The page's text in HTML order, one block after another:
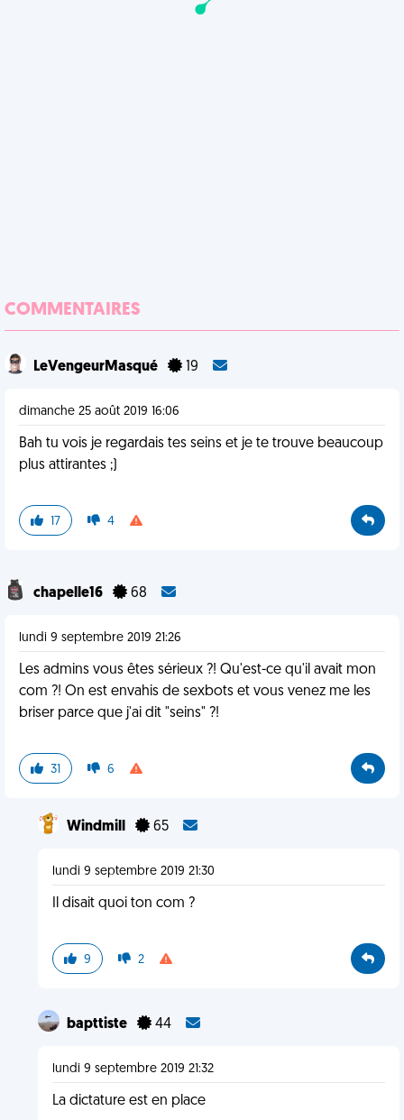
COMMENTAIRES
LeVengeurMasqué 19
dimanche 25 août 2019 16:06
Bah tu vois je regardais tes seins et je te trouve beaucoup
plus attirantes ;)
17 4
chapelle16 68
lundi 9 septembre 2019 21:26
Les admins vous êtes sérieux ?! Qu'est-ce qu'il avait mon
com ?! On est envahis de sexbots et vous venez me les
briser parce que j'ai dit "seins" ?!
31 6
Windmill 65
lundi 9 septembre 2019 21:30
Il disait quoi ton com ?
9 2
bapttiste 44
lundi 9 septembre 2019 21:32
La dictature est en place